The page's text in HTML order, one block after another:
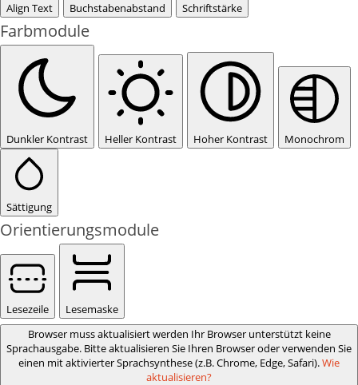
Align Text Buchstabenabstand Schriftstärke
Farbmodule
Dunkler Kontrast Heller Kontrast Hoher Kontrast Monochrom
Sättigung
Orientierungsmodule
Lesezeile
Lesemaske
Browser muss aktualisiert werden Ihr Browser unterstützt keine
Sprachausgabe. Bitte aktualisieren Sie Ihren Browser oder verwenden Sie
einen mit aktivierter Sprachsynthese (z.B. Chrome, Edge, Safari).Wie
aktualisieren?